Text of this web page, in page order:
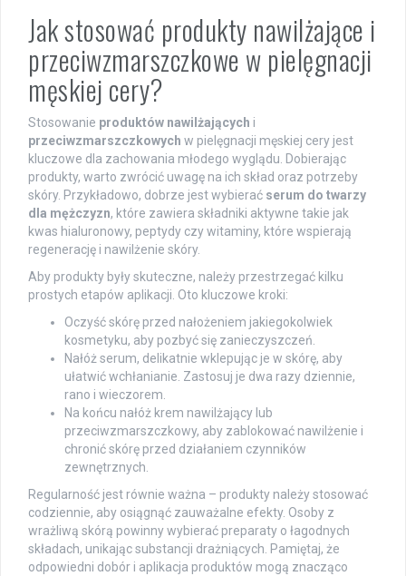
Jak stosować produkty nawilżające i
przeciwzmarszczkowe w pielęgnacji
męskiej cery?
Stosowanie produktów nawilżających i
przeciwzmarszczkowych w pielęgnacji męskiej cery jest
kluczowe dla zachowania młodego wyglądu. Dobierając
produkty, warto zwrócić uwagę na ich skład oraz potrzeby
skóry. Przykładowo, dobrze jest wybierać serum do twarzy
dla mężczyzn, które zawiera składniki aktywne takie jak
kwas hialuronowy, peptydy czy witaminy, które wspierają
regenerację i nawilżenie skóry.
Aby produkty były skuteczne, należy przestrzegać kilku
prostych etapów aplikacji. Oto kluczowe kroki:
Oczyść skórę przed nałożeniem jakiegokolwiek
kosmetyku, aby pozbyć się zanieczyszczeń.
Nałóż serum, delikatnie wklepując je w skórę, aby
ułatwić wchłanianie. Zastosuj je dwa razy dziennie,
rano i wieczorem.
Na końcu nałóż krem nawilżający lub
przeciwzmarszczkowy, aby zablokować nawilżenie i
chronić skórę przed działaniem czynników
zewnętrznych.
Regularność jest równie ważna – produkty należy stosować
codziennie, aby osiągnąć zauważalne efekty. Osoby z
wrażliwą skórą powinny wybierać preparaty o łagodnych
składach, unikając substancji drażniących. Pamiętaj, że
odpowiedni dobór i aplikacja produktów mogą znacząco